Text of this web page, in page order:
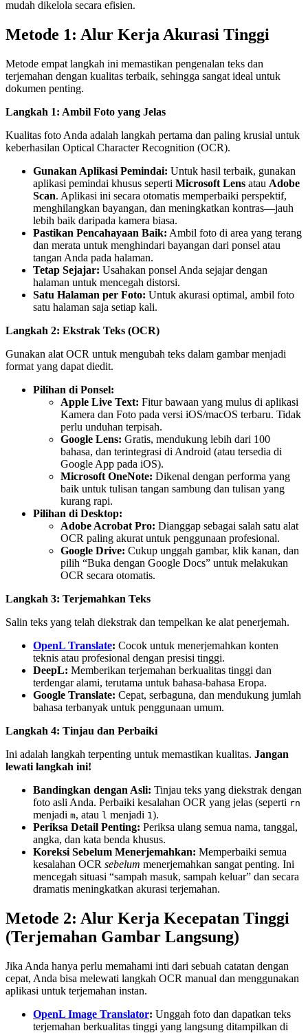
mudah dikelola secara efisien.
Metode 1: Alur Kerja Akurasi Tinggi
Metode empat langkah ini memastikan pengenalan teks dan
terjemahan dengan kualitas terbaik, sehingga sangat ideal untuk
dokumen penting.
Langkah 1: Ambil Foto yang Jelas
Kualitas foto Anda adalah langkah pertama dan paling krusial untuk
keberhasilan Optical Character Recognition (OCR).
Gunakan Aplikasi Pemindai: Untuk hasil terbaik, gunakan
aplikasi pemindai khusus seperti Microsoft Lens atau Adobe
Scan. Aplikasi ini secara otomatis memperbaiki perspektif,
menghilangkan bayangan, dan meningkatkan kontras—jauh
lebih baik daripada kamera biasa.
Pastikan Pencahayaan Baik: Ambil foto di area yang terang
dan merata untuk menghindari bayangan dari ponsel atau
tangan Anda pada halaman.
Tetap Sejajar: Usahakan ponsel Anda sejajar dengan
halaman untuk mencegah distorsi.
Satu Halaman per Foto: Untuk akurasi optimal, ambil foto
satu halaman saja setiap kali.
Langkah 2: Ekstrak Teks (OCR)
Gunakan alat OCR untuk mengubah teks dalam gambar menjadi
format yang dapat diedit.
Pilihan di Ponsel:
Apple Live Text: Fitur bawaan yang mulus di aplikasi
Kamera dan Foto pada versi iOS/macOS terbaru. Tidak
perlu unduhan terpisah.
Google Lens: Gratis, mendukung lebih dari 100
bahasa, dan terintegrasi di Android (atau tersedia di
Google App pada iOS).
Microsoft OneNote: Dikenal dengan performa yang
baik untuk tulisan tangan sambung dan tulisan yang
kurang rapi.
Pilihan di Desktop:
Adobe Acrobat Pro: Dianggap sebagai salah satu alat
OCR paling akurat untuk penggunaan profesional.
Google Drive: Cukup unggah gambar, klik kanan, dan
pilih “Buka dengan Google Docs” untuk melakukan
OCR secara otomatis.
Langkah 3: Terjemahkan Teks
Salin teks yang telah diekstrak dan tempelkan ke alat penerjemah.
OpenL Translate: Cocok untuk menerjemahkan konten
teknis atau profesional dengan presisi tinggi.
DeepL: Memberikan terjemahan berkualitas tinggi dan
terdengar alami, terutama untuk bahasa-bahasa Eropa.
Google Translate: Cepat, serbaguna, dan mendukung jumlah
bahasa terbanyak untuk penggunaan umum.
Langkah 4: Tinjau dan Perbaiki
Ini adalah langkah terpenting untuk memastikan kualitas. Jangan
lewati langkah ini!
Bandingkan dengan Asli: Tinjau teks yang diekstrak dengan
foto asli Anda. Perbaiki kesalahan OCR yang jelas (seperti rn
menjadi m, atau l menjadi 1).
Periksa Detail Penting: Periksa ulang semua nama, tanggal,
angka, dan kata benda khusus.
Koreksi Sebelum Menerjemahkan: Memperbaiki semua
kesalahan OCR sebelum menerjemahkan sangat penting. Ini
mencegah situasi “sampah masuk, sampah keluar” dan secara
dramatis meningkatkan akurasi terjemahan.
Metode 2: Alur Kerja Kecepatan Tinggi
(Terjemahan Gambar Langsung)
Jika Anda hanya perlu memahami inti dari sebuah catatan dengan
cepat, Anda bisa melewati langkah OCR manual dan menggunakan
aplikasi untuk terjemahan instan.
OpenL Image Translator: Unggah foto dan dapatkan teks
terjemahan berkualitas tinggi yang langsung ditampilkan di